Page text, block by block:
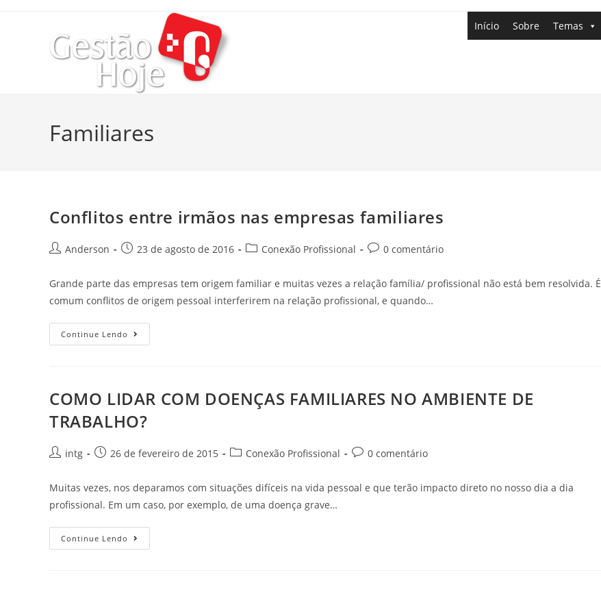
Início Sobre Temas
Familiares
Conflitos entre irmãos nas empresas familiares
Anderson 23 de agosto de 2016 Conexão Profissional 0 comentário
Grande parte das empresas tem origem familiar e muitas vezes a relação família/ profissional não está bem resolvida. É
comum conflitos de origem pessoal interferirem na relação profissional, e quando…
Continue Lendo
COMO LIDAR COM DOENÇAS FAMILIARES NO AMBIENTE DE
TRABALHO?
intg 26 de fevereiro de 2015 Conexão Profissional 0 comentário
Muitas vezes, nos deparamos com situações difíceis na vida pessoal e que terão impacto direto no nosso dia a dia
profissional. Em um caso, por exemplo, de uma doença grave…
Continue Lendo